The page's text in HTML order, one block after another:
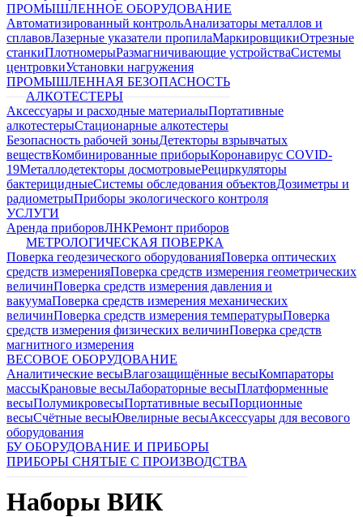
ПРОМЫШЛЕННОЕ ОБОРУДОВАНИЕ
Автоматизированный контрольАнализаторы металлов и
сплавовЛазерные указатели пропилаМаркировщикиОтрезные
станкиПлотномерыРазмагничивающие устройстваСистемы
центровкиУстановки нагружения
ПРОМЫШЛЕННАЯ БЕЗОПАСНОСТЬ
АЛКОТЕСТЕРЫ
Аксессуары и расходные материалыПортативные
алкотестерыСтационарные алкотестеры
Безопасность рабочей зоныДетекторы взрывчатых
веществКомбинированные приборыКоронавирус COVID-
19Металлодетекторы досмотровыеРециркуляторы
бактерицидныеСистемы обследования объектовДозиметры и
радиометрыПриборы экологического контроля
УСЛУГИ
Аренда приборовЛНКРемонт приборов
МЕТРОЛОГИЧЕСКАЯ ПОВЕРКА
Поверка геодезического оборудованияПоверка оптических
средств измеренияПоверка средств измерения геометрических
величинПоверка средств измерения давления и
вакуумаПоверка средств измерения механических
величинПоверка средств измерения температурыПоверка
средств измерения физических величинПоверка средств
магнитного измерения
ВЕСОВОЕ ОБОРУДОВАНИЕ
Аналитические весыВлагозащищённые весыКомпараторы
массыКрановые весыЛабораторные весыПлатформенные
весыПолумикровесыПортативные весыПорционные
весыСчётные весыЮвелирные весыАксессуары для весового
оборудования
БУ ОБОРУДОВАНИЕ И ПРИБОРЫ
ПРИБОРЫ СНЯТЫЕ С ПРОИЗВОДСТВА
Наборы ВИК